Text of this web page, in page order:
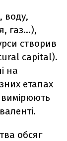
воду,
газ...),
створив
capital).
на
етапах
вимірюють
обсяг